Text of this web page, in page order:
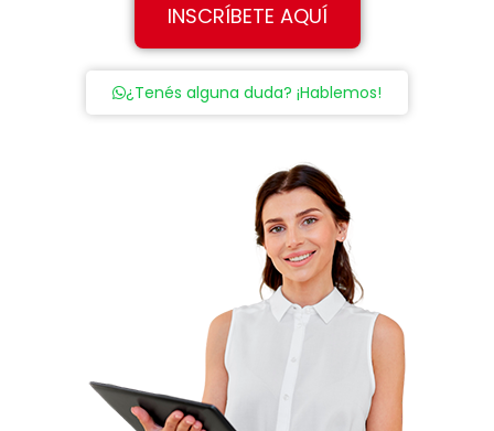
INSCRÍBETE AQUÍ
¿Tenés alguna duda? ¡Hablemos!